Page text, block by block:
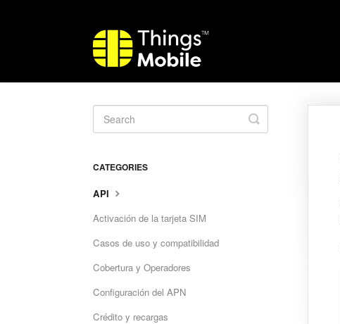
Toggle
Search
CATEGORIES
API
Activación de la tarjeta SIM
Casos de uso y compatibilidad
Cobertura y Operadores
Configuración del APN
Crédito y recargas